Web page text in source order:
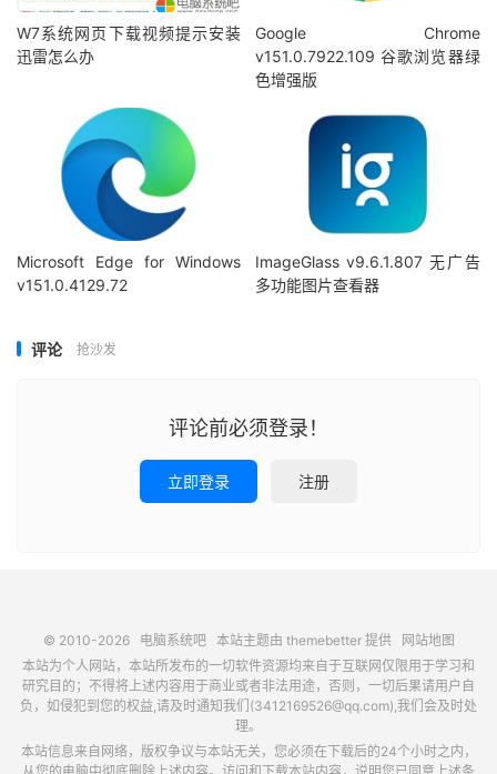
W7系统网页下载视频提示安装
迅雷怎么办
Google Chrome
v151.0.7922.109 谷歌浏览器绿
色增强版
Microsoft Edge for Windows
v151.0.4129.72
ImageGlass v9.6.1.807 无广告
多功能图片查看器
评论 抢沙发
评论前必须登录！
立即登录 注册
© 2010-2026 电脑系统吧本站主题由 themebetter提供
网站地图
本站为个人网站，本站所发布的一切软件资源均来自于互联网仅限用于学习和
研究目的；不得将上述内容用于商业或者非法用途，否则，一切后果请用户自
负，如侵犯到您的权益,请及时通知我们(3412169526@qq.com),我们会及时处
理。
本站信息来自网络，版权争议与本站无关，您必须在下载后的24个小时之内，